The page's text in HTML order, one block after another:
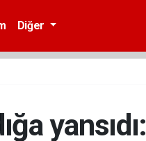
Diğer
yansıdı: